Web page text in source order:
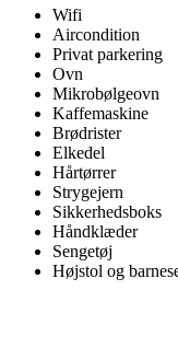
Wifi
Aircondition
Privat parkering
Ovn
Mikrobølgeovn
Kaffemaskine
Brødrister
Elkedel
Hårtørrer
Strygejern
Sikkerhedsboks
Håndklæder
Sengetøj
Højstol og